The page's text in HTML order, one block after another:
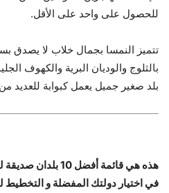
للحصول على واحد على الأقل.
تتميز النمسا بجمال خلاب لا يصدق
بالثلوج والوديان البرية والكهوف
بلد صغير جميل يعمل كبوابة للعديد
هذه هي قائمة أفضل
في اختيار دولتك المفضلة و التخطيط